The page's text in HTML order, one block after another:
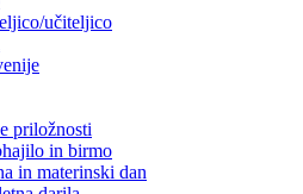
učiteljico
priložnosti
in birmo
in materinski dan